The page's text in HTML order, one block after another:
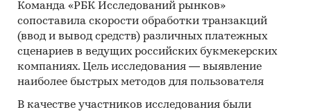
Команда «РБК Исследований рынков»
сопоставила скорости обработки транзакций
(ввод и вывод средств) различных платежных
сценариев в ведущих российских букмекерских
компаниях. Цель исследования — выявление
наиболее быстрых методов для пользователя
В качестве участников исследования были